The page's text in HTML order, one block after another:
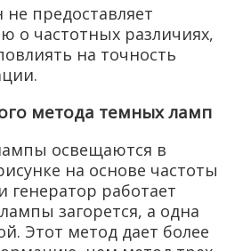
не предоставляет
о частотных различиях,
на точность
метода темных ламп
освещаются в
на основе частоты
генератор работает
загорется, а одна
Этот метод дает более